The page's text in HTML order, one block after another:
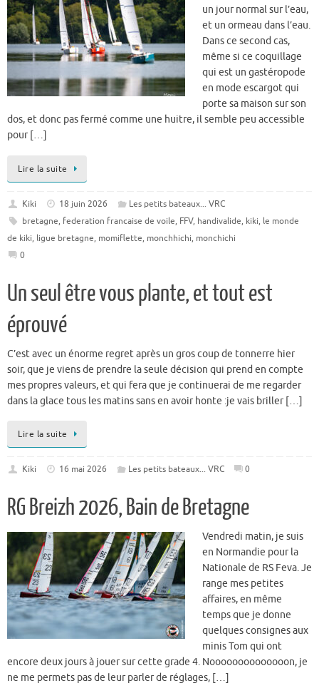
un jour normal sur l’eau,
et un ormeau dans l’eau.
Dans ce second cas,
même si ce coquillage
qui est un gastéropode
en mode escargot qui
porte sa maison sur son
dos, et donc pas fermé comme une huitre, il semble peu accessible
pour […]
Lire la suite
Kiki 18 juin 2026
Les petits bateaux... VRC
bretagne, federation francaise de voile, FFV, handivalide, kiki, le monde
de kiki, ligue bretagne, momiflette, monchhichi, monchichi
0
Un seul être vous plante, et tout est
éprouvé
C’est avec un énorme regret après un gros coup de tonnerre hier
soir, que je viens de prendre la seule décision qui prend en compte
mes propres valeurs, et qui fera que je continuerai de me regarder
dans la glace tous les matins sans en avoir honte :je vais briller […]
Lire la suite
Kiki 16 mai 2026 Les petits bateaux... VRC 0
RG Breizh 2026, Bain de Bretagne
Vendredi matin, je suis
en Normandie pour la
Nationale de RS Feva. Je
range mes petites
affaires, en même
temps que je donne
quelques consignes aux
minis Tom qui ont
encore deux jours à jouer sur cette grade 4. Noooooooooooooon, je
ne me permets pas de leur parler de réglages, […]